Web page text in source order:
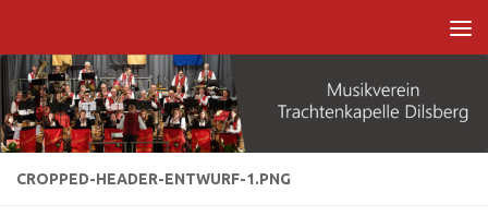
CROPPED-HEADER-ENTWURF-1.PNG